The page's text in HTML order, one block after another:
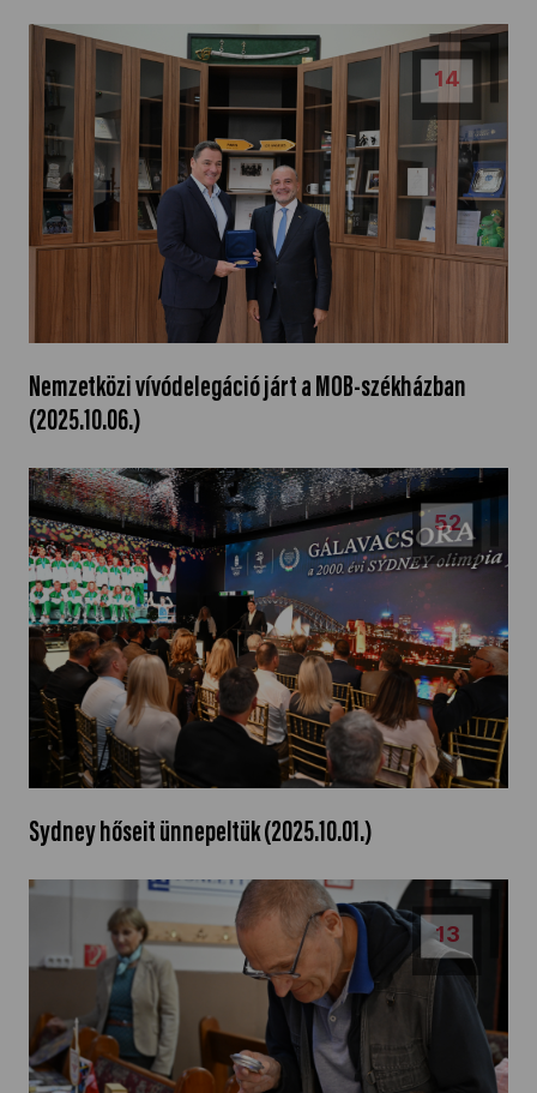
Nemzetközi vívódelegáció járt a MOB-székházban
(2025.10.06.)
14
Sydney hőseit ünnepeltük (2025.10.01.)
52
13